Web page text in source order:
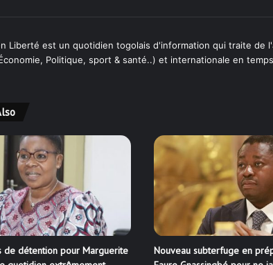
Liberté est un quotidien togolais d'information qui traite de
Politique, sport & santé..) et internationale en
de détention pour Marguerite
Nouveau subterfuge en